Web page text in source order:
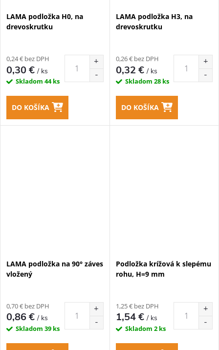
LAMA podložka H0, na
drevoskrutku
0,24 € bez DPH
0,30 €/ ks
Skladom 44 ks
DO KOŠÍKA
LAMA podložka H3, na
drevoskrutku
0,26 € bez DPH
0,32 €/ ks
Skladom 28 ks
DO KOŠÍKA
LAMA podložka na 90° záves
vložený
0,70 € bez DPH
0,86 €/ ks
Skladom 39 ks
Podložka krížová k slepému
rohu, H=9 mm
1,25 € bez DPH
1,54 €/ ks
Skladom 2 ks